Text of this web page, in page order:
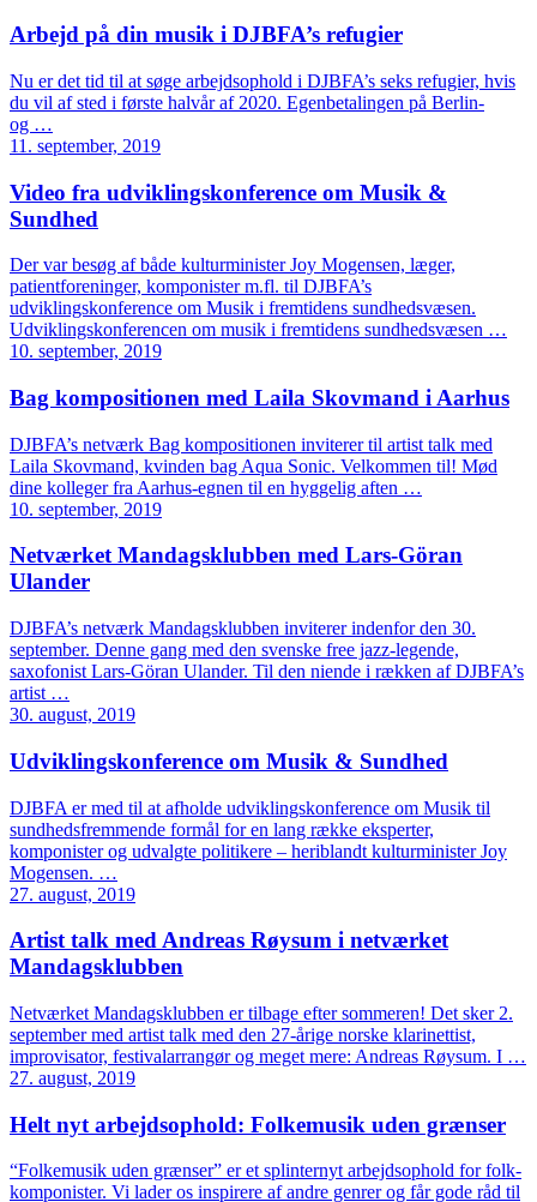
Arbejd på din musik i DJBFA’s refugier
Nu er det tid til at søge arbejdsophold i DJBFA’s seks refugier, hvis
du vil af sted i første halvår af 2020. Egenbetalingen på Berlin-
og …
11. september, 2019
Video fra udviklingskonference om Musik &
Sundhed
Der var besøg af både kulturminister Joy Mogensen, læger,
patientforeninger, komponister m.fl. til DJBFA’s
udviklingskonference om Musik i fremtidens sundhedsvæsen.
Udviklingskonferencen om musik i fremtidens sundhedsvæsen …
10. september, 2019
Bag kompositionen med Laila Skovmand i Aarhus
DJBFA’s netværk Bag kompositionen inviterer til artist talk med
Laila Skovmand, kvinden bag Aqua Sonic. Velkommen til! Mød
dine kolleger fra Aarhus-egnen til en hyggelig aften …
10. september, 2019
Netværket Mandagsklubben med Lars-Göran
Ulander
DJBFA’s netværk Mandagsklubben inviterer indenfor den 30.
september. Denne gang med den svenske free jazz-legende,
saxofonist Lars-Göran Ulander. Til den niende i rækken af DJBFA’s
artist …
30. august, 2019
Udviklingskonference om Musik & Sundhed
DJBFA er med til at afholde udviklingskonference om Musik til
sundhedsfremmende formål for en lang række eksperter,
komponister og udvalgte politikere – heriblandt kulturminister Joy
Mogensen. …
27. august, 2019
Artist talk med Andreas Røysum i netværket
Mandagsklubben
Netværket Mandagsklubben er tilbage efter sommeren! Det sker 2.
september med artist talk med den 27-årige norske klarinettist,
improvisator, festivalarrangør og meget mere: Andreas Røysum. I …
27. august, 2019
Helt nyt arbejdsophold: Folkemusik uden grænser
“Folkemusik uden grænser” er et splinternyt arbejdsophold for folk-
komponister. Vi lader os inspirere af andre genrer og får gode råd til